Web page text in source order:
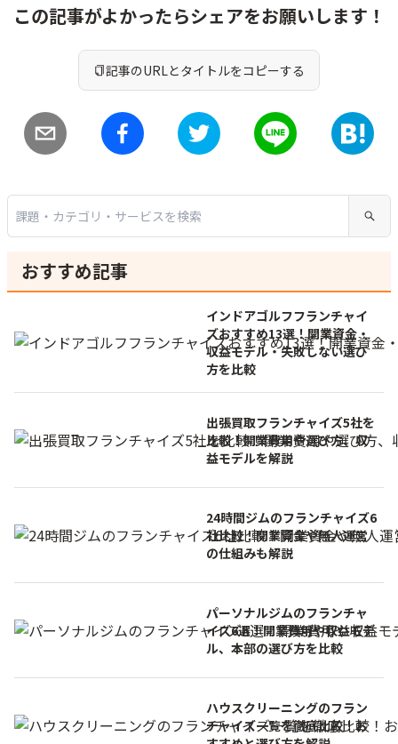
この記事がよかったらシェアをお願いします！
記事のURLとタイトルをコピーする
おすすめ記事
インドアゴルフフランチャイ
ズおすすめ13選！開業資金・
収益モデル・失敗しない選び
方を比較
出張買取フランチャイズ5社を
比較！開業費用や選び方、収
益モデルを解説
24時間ジムのフランチャイズ6
社比較！開業資金や無人運営
の仕組みも解説
パーソナルジムのフランチャ
イズ6選！開業費用や収益モデ
ル、本部の選び方を比較
ハウスクリーニングのフラン
チャイズ一覧を徹底比較！お